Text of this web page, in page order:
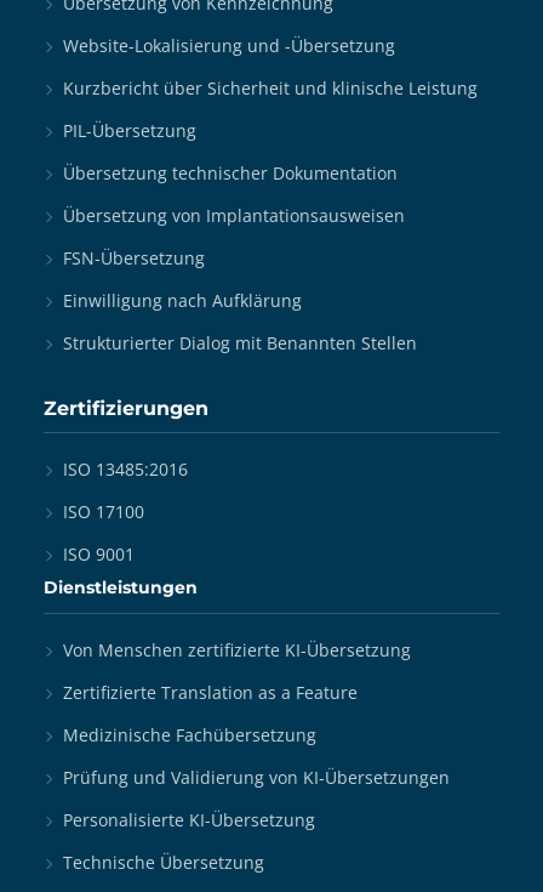
Website-Lokalisierung und -Übersetzung
Kurzbericht über Sicherheit und klinische Leistung
PIL-Übersetzung
Übersetzung technischer Dokumentation
Übersetzung von Implantationsausweisen
FSN-Übersetzung
Einwilligung nach Aufklärung
Strukturierter Dialog mit Benannten Stellen
Zertifizierungen
ISO 13485:2016
ISO 17100
ISO 9001
Dienstleistungen
Von Menschen zertifizierte KI-Übersetzung
Zertifizierte Translation as a Feature
Medizinische Fachübersetzung
Prüfung und Validierung von KI-Übersetzungen
Personalisierte KI-Übersetzung
Technische Übersetzung